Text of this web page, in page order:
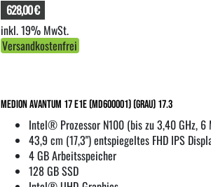
628,00 €
inkl. 19% MwSt.
Versandkostenfrei
Medion Avantum 17 E1e (MD600001) (Grau) 17.3
Intel® Prozessor N100 (bis zu 3,40 GHz,
43,9 cm (17,3") entspiegeltes FHD IPS
4 GB Arbeitsspeicher
128 GB SSD